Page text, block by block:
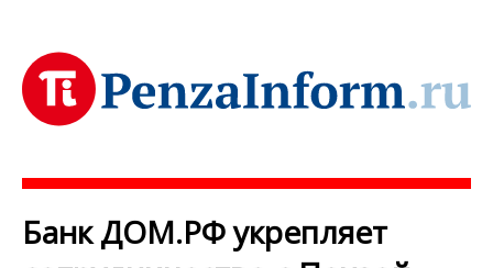
Банк ДОМ.РФ укрепляет